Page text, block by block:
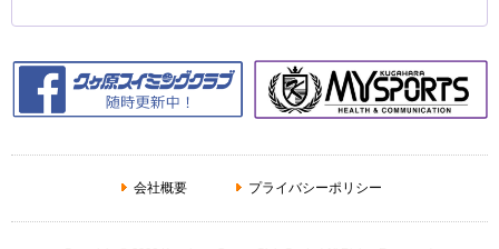
会社概要 プライバシーポリシー